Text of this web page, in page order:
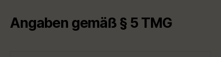
Angaben gemäß § 5 TMG